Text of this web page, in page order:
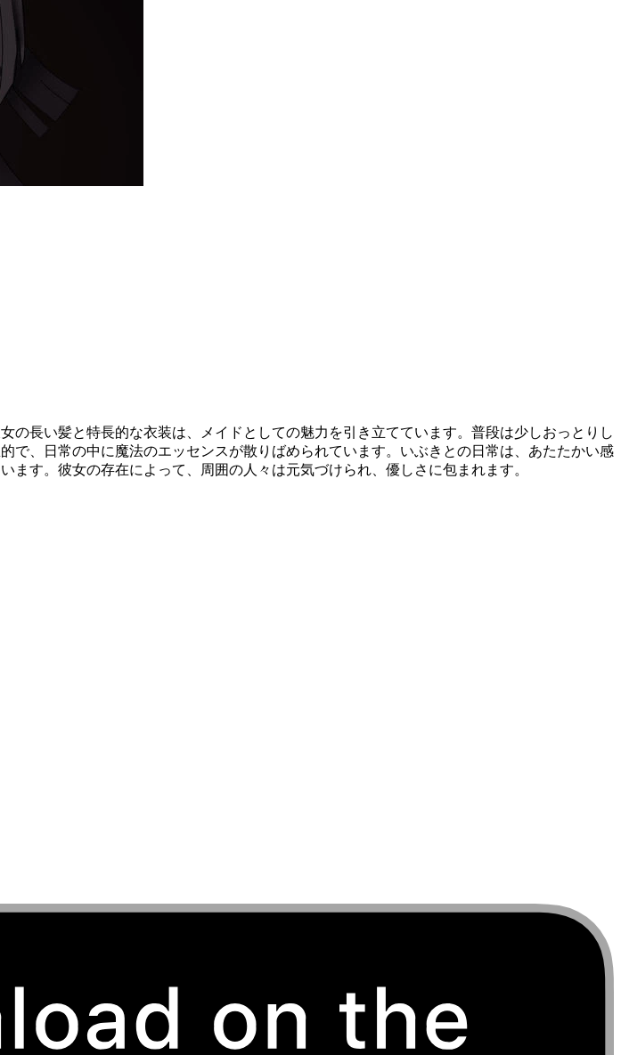
長い髪と特長的な衣装は、メイドとしての魅力を引き立てています。普段は少しおっとりし
、日常の中に魔法のエッセンスが散りばめられています。いぶきとの日常は、あたたかい感
す。彼女の存在によって、周囲の人々は元気づけられ、優しさに包まれます。